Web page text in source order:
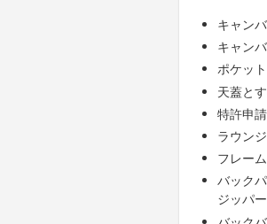
キャン
キャン
ポケッ
天蓋と
特許申
ラウン
フレー
バック
ジッパ